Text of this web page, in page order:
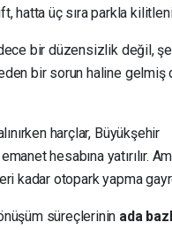
hatta üç sıra parkla
bir düzensizlik değil,
bir sorun haline gelmiş
harçlar, Büyükşehir
hesabına yatırılır.
kadar otopark yapma
süreçlerinin ada